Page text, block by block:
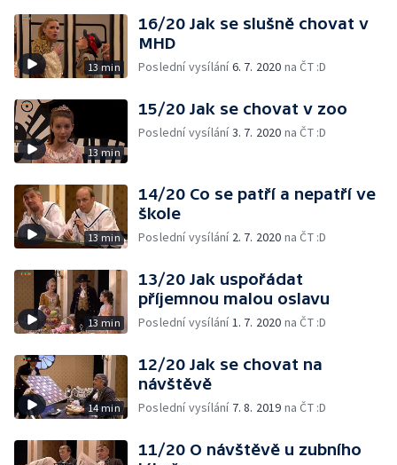
13 min
16/20 Jak se slušně chovat v
MHD
Poslední vysílání6. 7. 2020 na ČT :D
13 min
15/20 Jak se chovat v zoo
Poslední vysílání3. 7. 2020 na ČT :D
13 min
14/20 Co se patří a nepatří ve
škole
Poslední vysílání 2. 7. 2020 na ČT :D
13 min
13/20 Jak uspořádat
příjemnou malou oslavu
Poslední vysílání1. 7. 2020 na ČT :D
14 min
12/20 Jak se chovat na
návštěvě
Poslední vysílání 7. 8. 2019 na ČT :D
11/20 O návštěvě u zubního